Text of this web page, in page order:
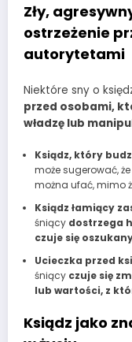
Zły,
ostrzeżenie
autorytetami
Niektóre sny o
przed osobami,
władzę lub
Ksiądz, który
może sugerować,
można ufać, mimo
Ksiądz łamiący
śniący dostrzega
czuje się
Ucieczka przed
śniący czuje się
lub wartości, z
Ksiądz jako